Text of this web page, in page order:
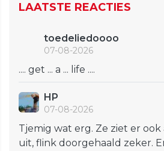
LAATSTE REACTIES
toedeliedoooo
07-08-2026
.... get ... a ... life ....
HP
07-08-2026
Tjemig wat erg. Ze ziet er
uit, flink doorgehaald zeker.